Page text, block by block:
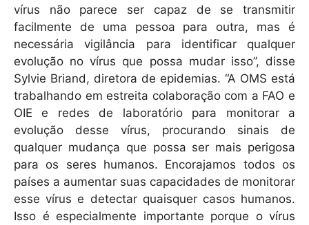
vírus não parece ser capaz de se transmitir
facilmente de uma pessoa para outra, mas é
necessária vigilância para identificar qualquer
evolução no vírus que possa mudar isso”, disse
Sylvie Briand, diretora de epidemias. “A OMS está
trabalhando em estreita colaboração com a FAO e
OIE e redes de laboratório para monitorar a
evolução desse vírus, procurando sinais de
qualquer mudança que possa ser mais perigosa
para os seres humanos. Encorajamos todos os
países a aumentar suas capacidades de monitorar
esse vírus e detectar quaisquer casos humanos.
Isso é especialmente importante porque o vírus